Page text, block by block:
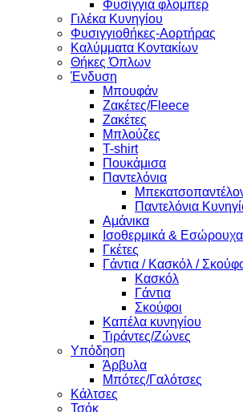
Φυσίγγια φλομπερ
Γιλέκα Κυνηγίου
Φυσιγγιοθήκες-Αορτήρας
Καλύμματα Κοντακίων
Θήκες Όπλων
Ένδυση
Μπουφάν
Ζακέτες/Fleece
Ζακέτες
Μπλούζες
T-shirt
Πουκάμισα
Παντελόνια
Παντελόνια
Αμάνικα
Ισοθερμικά & Εσώρουχα
Γκέτες
Γάντια / Κασκόλ /
Κασκόλ
Γάντια
Σκούφοι
Καπέλα κυνηγίου
Τιράντες/Ζώνες
Υπόδηση
Άρβυλα
Μπότες/Γαλότσες
Κάλτσες
Τσόκ